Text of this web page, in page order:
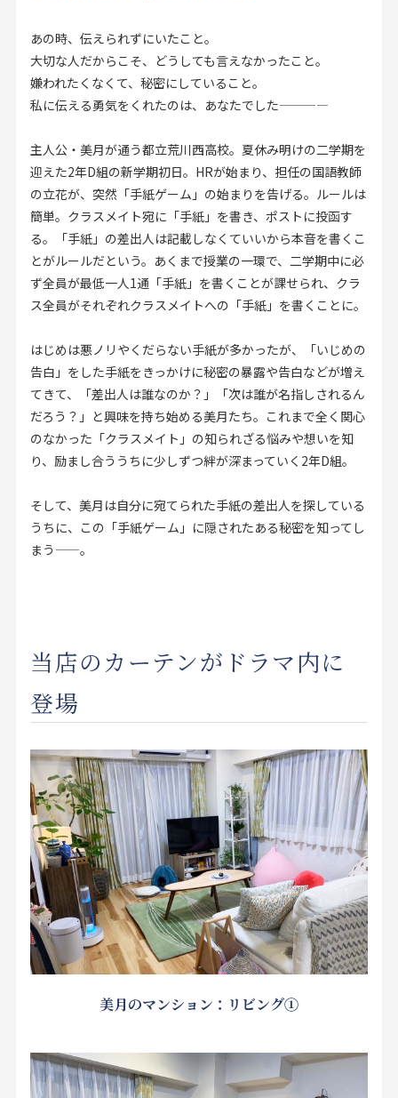
あの時、伝えられずにいたこと。
大切な人だからこそ、どうしても言えなかったこと。
嫌われたくなくて、秘密にしていること。
私に伝える勇気をくれたのは、あなたでした————
主人公・美月が通う都立荒川西高校。夏休み明けの二学期を
迎えた2年D組の新学期初日。HRが始まり、担任の国語教師
の立花が、突然「手紙ゲーム」の始まりを告げる。ルールは
簡単。クラスメイト宛に「手紙」を書き、ポストに投函す
る。「手紙」の差出人は記載しなくていいから本音を書くこ
とがルールだという。あくまで授業の一環で、二学期中に必
ず全員が最低一人1通「手紙」を書くことが課せられ、クラ
ス全員がそれぞれクラスメイトへの「手紙」を書くことに。
はじめは悪ノリやくだらない手紙が多かったが、「いじめの
告白」をした手紙をきっかけに秘密の暴露や告白などが増え
てきて、「差出人は誰なのか？」「次は誰が名指しされるん
だろう？」と興味を持ち始める美月たち。これまで全く関心
のなかった「クラスメイト」の知られざる悩みや想いを知
り、励まし合ううちに少しずつ絆が深まっていく2年D組。
そして、美月は自分に宛てられた手紙の差出人を探している
うちに、この「手紙ゲーム」に隠されたある秘密を知ってし
まう——。
当店のカーテンがドラマ内に
登場
美月のマンション：リビング①